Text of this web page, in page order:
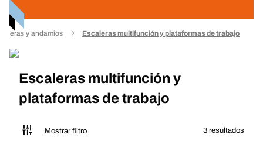
y andamios Escaleras multifunción y plataformas de trabajo
Escaleras multifunción y
plataformas de trabajo
Mostrar filtro 3 resultados